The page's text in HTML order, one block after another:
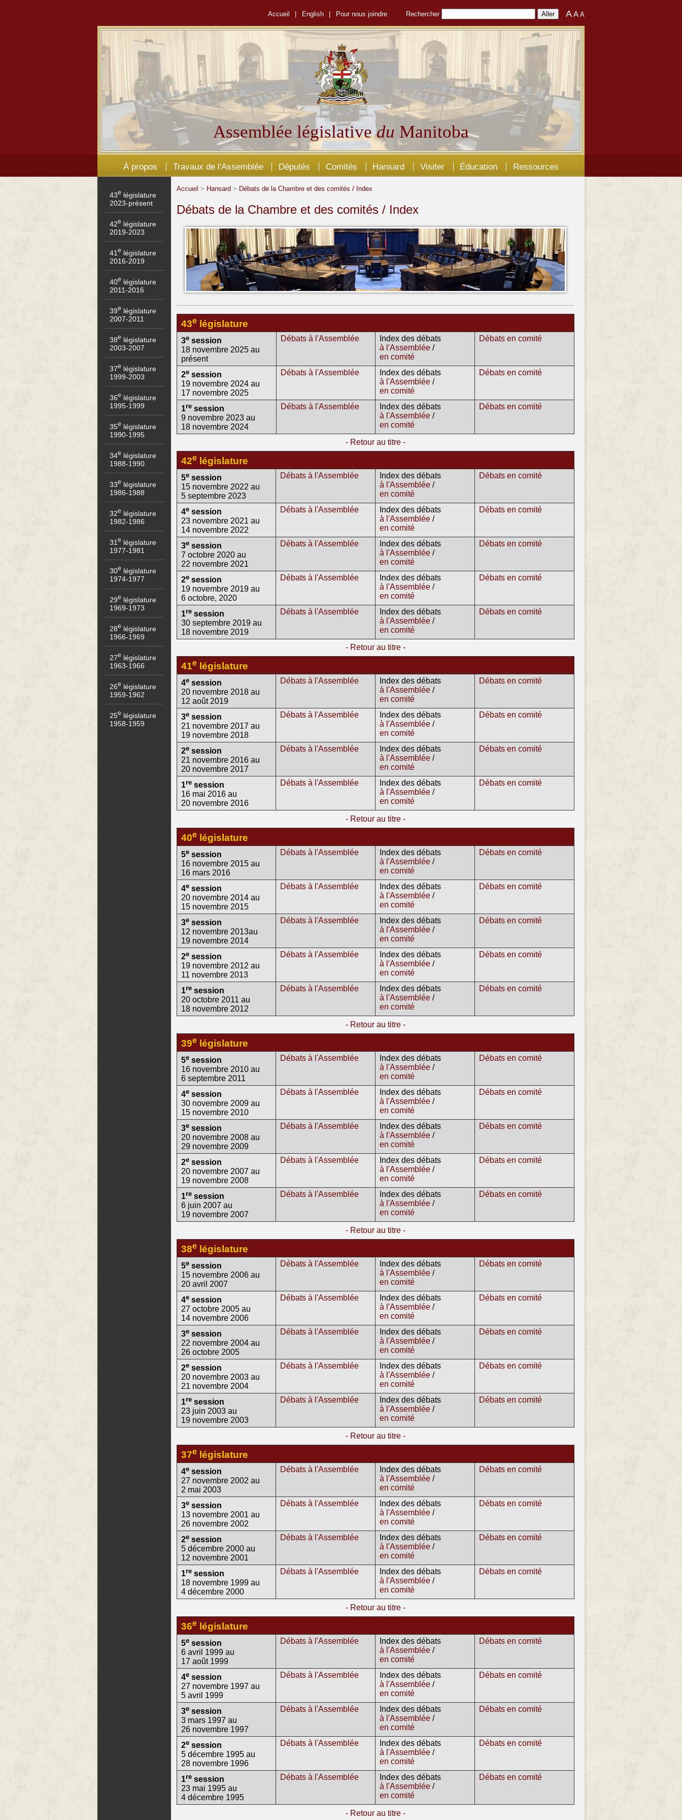
Accueil English Pour nous joindre Rechercher AA A
Assemblée législativedu Manitoba
À propos Travaux de l'Assemblée Députés Comités Hansard Visiter Éducation Ressources
43e législature
2023-présent
42e législature
2019-2023
41e législature
2016-2019
40e législature
2011-2016
39e législature
2007-2011
38e législature
2003-2007
37e législature
1999-2003
36e législature
1995-1999
35e législature
1990-1995
34e législature
1988-1990
33e législature
1986-1988
32e législature
1982-1986
31e législature
1977-1981
30e législature
1974-1977
29e législature
1969-1973
28e législature
1966-1969
27e législature
1963-1966
26e législature
1959-1962
25e législature
1958-1959
Accueil > Hansard > Débats de la Chambre et des comités / Index
Débats de la Chambre et des comités / Index
43e législature
3e session
18 novembre 2025 au
présent
Débats à l'Assemblée
Index des débats
à l'Assemblée /
en comité
Débats en comité
2e session
19 novembre 2024 au
17 novembre 2025
Débats à l'Assemblée
Index des débats
à l'Assemblée /
en comité
Débats en comité
1re session
9 novembre 2023 au
18 novembre 2024
Débats à l'Assemblée
Index des débats
à l'Assemblée /
en comité
Débats en comité
- Retour au titre -
42e législature
5e session
15 novembre 2022 au
5 septembre 2023
Débats à l'Assemblée
Index des débats
à l'Assemblée /
en comité
Débats en comité
4e session
23 novembre 2021 au
14 novembre 2022
Débats à l'Assemblée
Index des débats
à l'Assemblée /
en comité
Débats en comité
3e session
7 octobre 2020 au
22 novembre 2021
Débats à l'Assemblée
Index des débats
à l'Assemblée /
en comité
Débats en comité
2e session
19 novembre 2019 au
6 octobre, 2020
Débats à l'Assemblée
Index des débats
à l'Assemblée /
en comité
Débats en comité
1re session
30 septembre 2019 au
18 novembre 2019
Débats à l'Assemblée
Index des débats
à l'Assemblée /
en comité
Débats en comité
- Retour au titre -
41e législature
4e session
20 novembre 2018 au
12 août 2019
Débats à l'Assemblée
Index des débats
à l'Assemblée /
en comité
Débats en comité
3e session
21 novembre 2017 au
19 novembre 2018
Débats à l'Assemblée
Index des débats
à l'Assemblée /
en comité
Débats en comité
2e session
21 novembre 2016 au
20 novembre 2017
Débats à l'Assemblée
Index des débats
à l'Assemblée /
en comité
Débats en comité
1re session
16 mai 2016 au
20 novembre 2016
Débats à l'Assemblée
Index des débats
à l'Assemblée /
en comité
Débats en comité
- Retour au titre -
40e législature
5e session
16 novembre 2015 au
16 mars 2016
Débats à l'Assemblée
Index des débats
à l'Assemblée /
en comité
Débats en comité
4e session
20 novembre 2014 au
15 novembre 2015
Débats à l'Assemblée
Index des débats
à l'Assemblée /
en comité
Débats en comité
3e session
12 novembre 2013au
19 novembre 2014
Débats à l'Assemblée
Index des débats
à l'Assemblée /
en comité
Débats en comité
2e session
19 novembre 2012 au
11 novembre 2013
Débats à l'Assemblée
Index des débats
à l'Assemblée /
en comité
Débats en comité
1re session
20 octobre 2011 au
18 novembre 2012
Débats à l'Assemblée
Index des débats
à l'Assemblée /
en comité
Débats en comité
- Retour au titre -
39e législature
5e session
16 novembre 2010 au
6 septembre 2011
Débats à l'Assemblée
Index des débats
à l'Assemblée /
en comité
Débats en comité
4e session
30 novembre 2009 au
15 novembre 2010
Débats à l'Assemblée
Index des débats
à l'Assemblée /
en comité
Débats en comité
3e session
20 novembre 2008 au
29 novembre 2009
Débats à l'Assemblée
Index des débats
à l'Assemblée /
en comité
Débats en comité
2e session
20 novembre 2007 au
19 novembre 2008
Débats à l'Assemblée
Index des débats
à l'Assemblée /
en comité
Débats en comité
1re session
6 juin 2007 au
19 novembre 2007
Débats à l'Assemblée
Index des débats
à l'Assemblée /
en comité
Débats en comité
- Retour au titre -
38e législature
5e session
15 novembre 2006 au
20 avril 2007
Débats à l'Assemblée
Index des débats
à l'Assemblée /
en comité
Débats en comité
4e session
27 octobre 2005 au
14 novembre 2006
Débats à l'Assemblée
Index des débats
à l'Assemblée /
en comité
Débats en comité
3e session
22 novembre 2004 au
26 octobre 2005
Débats à l'Assemblée
Index des débats
à l'Assemblée /
en comité
Débats en comité
2e session
20 novembre 2003 au
21 novembre 2004
Débats à l'Assemblée
Index des débats
à l'Assemblée /
en comité
Débats en comité
1re session
23 juin 2003 au
19 novembre 2003
Débats à l'Assemblée
Index des débats
à l'Assemblée /
en comité
Débats en comité
- Retour au titre -
37e législature
4e session
27 novembre 2002 au
2 mai 2003
Débats à l'Assemblée
Index des débats
à l'Assemblée /
en comité
Débats en comité
3e session
13 novembre 2001 au
26 novembre 2002
Débats à l'Assemblée
Index des débats
à l'Assemblée /
en comité
Débats en comité
2e session
5 décembre 2000 au
12 novembre 2001
Débats à l'Assemblée
Index des débats
à l'Assemblée /
en comité
Débats en comité
1re session
18 novembre 1999 au
4 décembre 2000
Débats à l'Assemblée
Index des débats
à l'Assemblée /
en comité
Débats en comité
- Retour au titre -
36e législature
5e session
6 avril 1999 au
17 août 1999
Débats à l'Assemblée
Index des débats
à l'Assemblée /
en comité
Débats en comité
4e session
27 novembre 1997 au
5 avril 1999
Débats à l'Assemblée
Index des débats
à l'Assemblée /
en comité
Débats en comité
3e session
3 mars 1997 au
26 novembre 1997
Débats à l'Assemblée
Index des débats
à l'Assemblée /
en comité
Débats en comité
2e session
5 décembre 1995 au
28 novembre 1996
Débats à l'Assemblée
Index des débats
à l'Assemblée /
en comité
Débats en comité
1re session
23 mai 1995 au
4 décembre 1995
Débats à l'Assemblée
Index des débats
à l'Assemblée /
en comité
Débats en comité
- Retour au titre -